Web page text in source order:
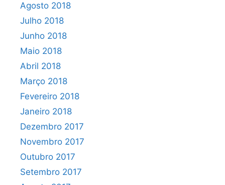
Agosto 2018
Julho 2018
Junho 2018
Maio 2018
Abril 2018
Março 2018
Fevereiro 2018
Janeiro 2018
Dezembro 2017
Novembro 2017
Outubro 2017
Setembro 2017